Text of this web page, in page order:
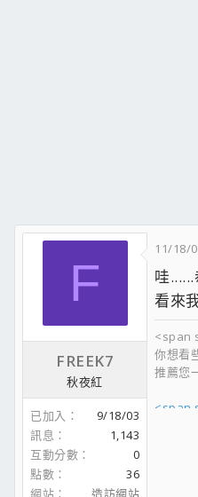
F
FREEK7
秋夜紅
已加入
9/18/03
訊息
1,143
互動分數
0
點數
36
網站
造訪網站
11/18/
哇
看來
<span
你想看
推薦您
<span